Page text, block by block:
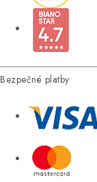
Bezpečné platby